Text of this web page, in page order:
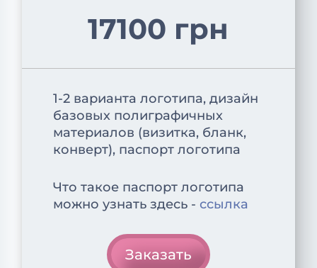
17100 грн
1-2 варианта логотипа, дизайн
базовых полиграфичных
материалов (визитка, бланк,
конверт), паспорт логотипа
Что такое паспорт логотипа
можно узнать здесь -ссылка
Заказать